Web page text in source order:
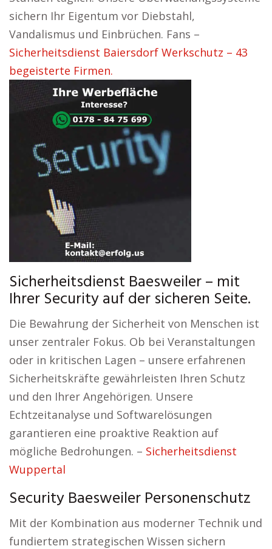
sichern Ihr Eigentum vor Diebstahl,
Vandalismus und Einbrüchen. Fans –
Sicherheitsdienst Baiersdorf Werkschutz – 43
begeisterte Firmen.
Sicherheitsdienst Baesweiler – mit
Ihrer Security auf der sicheren Seite.
Die Bewahrung der Sicherheit von Menschen ist
unser zentraler Fokus. Ob bei Veranstaltungen
oder in kritischen Lagen – unsere erfahrenen
Sicherheitskräfte gewährleisten Ihren Schutz
und den Ihrer Angehörigen. Unsere
Echtzeitanalyse und Softwarelösungen
garantieren eine proaktive Reaktion auf
mögliche Bedrohungen. – Sicherheitsdienst
Wuppertal
Security Baesweiler Personenschutz
Mit der Kombination aus moderner Technik und
fundiertem strategischen Wissen sichern